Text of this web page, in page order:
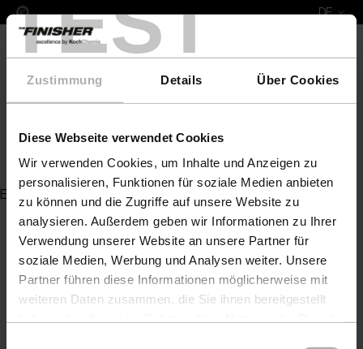
TEST
Zustimmung Details Über Cookies
Diese Webseite verwendet Cookies
Wir verwenden Cookies, um Inhalte und Anzeigen zu
personalisieren, Funktionen für soziale Medien anbieten
zu können und die Zugriffe auf unsere Website zu
analysieren. Außerdem geben wir Informationen zu Ihrer
Verwendung unserer Website an unsere Partner für
soziale Medien, Werbung und Analysen weiter. Unsere
Partner führen diese Informationen möglicherweise mit
weiteren Daten zusammen, die Sie ihnen bereitgestellt
DE
Trichter mit Edelstahleinsatz
Es wurde kein Artikel zu Ihrer Anfrage gefunden